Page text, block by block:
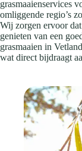
grasmaaienservices
omliggende regio’s
Wij zorgen ervoor
genieten van een
grasmaaien in
wat direct bijdraagt